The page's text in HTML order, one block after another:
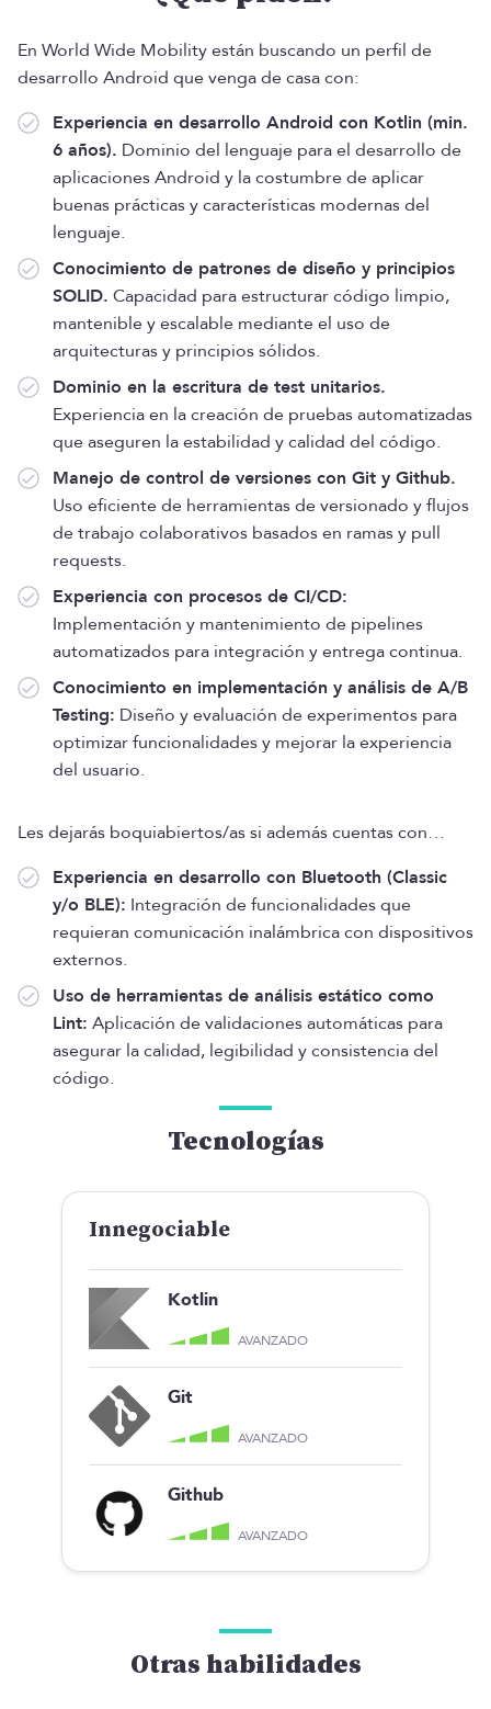
En World Wide Mobility están buscando un perfil de
desarrollo Android que venga de casa con:
Experiencia en desarrollo Android con Kotlin (min.
6 años). Dominio del lenguaje para el desarrollo de
aplicaciones Android y la costumbre de aplicar
buenas prácticas y características modernas del
lenguaje.
Conocimiento de patrones de diseño y principios
SOLID. Capacidad para estructurar código limpio,
mantenible y escalable mediante el uso de
arquitecturas y principios sólidos.
Dominio en la escritura de test unitarios.
Experiencia en la creación de pruebas automatizadas
que aseguren la estabilidad y calidad del código.
Manejo de control de versiones con Git y Github.
Uso eficiente de herramientas de versionado y flujos
de trabajo colaborativos basados en ramas y pull
requests.
Experiencia con procesos de CI/CD:
Implementación y mantenimiento de pipelines
automatizados para integración y entrega continua.
Conocimiento en implementación y análisis de A/B
Testing: Diseño y evaluación de experimentos para
optimizar funcionalidades y mejorar la experiencia
del usuario.
Les dejarás boquiabiertos/as si además cuentas con…
Experiencia en desarrollo con Bluetooth (Classic
y/o BLE): Integración de funcionalidades que
requieran comunicación inalámbrica con dispositivos
externos.
Uso de herramientas de análisis estático como
Lint: Aplicación de validaciones automáticas para
asegurar la calidad, legibilidad y consistencia del
código.
Tecnologías
Innegociable
Kotlin
AVANZADO
Git
AVANZADO
Github
AVANZADO
Otras habilidades